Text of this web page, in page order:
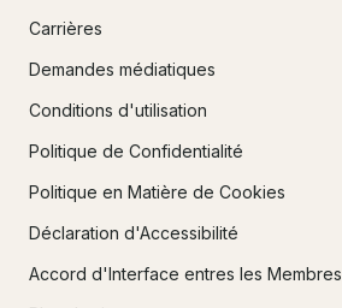
Carrières
Demandes médiatiques
Conditions d'utilisation
Politique de Confidentialité
Politique en Matière de Cookies
Déclaration d'Accessibilité
Accord d'Interface entres les Membres